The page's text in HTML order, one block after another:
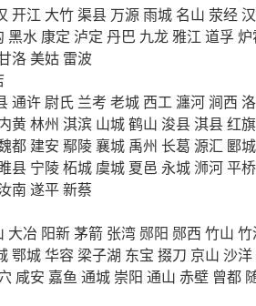
开江 大竹 渠县 万源雨城 名山 荥经
黑水 康定 泸定 丹巴 九龙雅江 道孚炉
洛 美姑 雷波
通许 尉氏 兰考 老城 西工瀍河涧西
黄林州 淇滨 山城鹤山 浚县淇县红旗
都 建安 鄢陵襄城 禹州 长葛 源汇 郾城
县 宁陵柘城 虞城 夏邑 永城浉河平桥
南 遂平新蔡
大冶 阳新茅箭 张湾 郧阳 郧西 竹山
鄂城华容 梁子湖 东宝 掇刀 京山 沙洋
咸安 嘉鱼 通城 崇阳 通山 赤壁 曾都